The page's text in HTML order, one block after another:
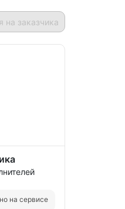
на заказчика
на сервисе